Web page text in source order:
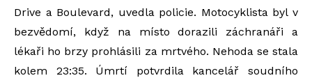
Drive a Boulevard, uvedla policie. Motocyklista byl v
bezvědomí, když na místo dorazili záchranáři a
lékaři ho brzy prohlásili za mrtvého. Nehoda se stala
kolem 23:35. Úmrtí potvrdila kancelář soudního